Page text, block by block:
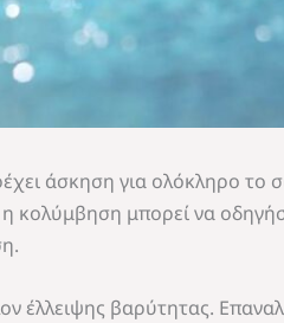
άσκηση για ολόκληρο το
μπορεί να
έλλειψης βαρύτητας.